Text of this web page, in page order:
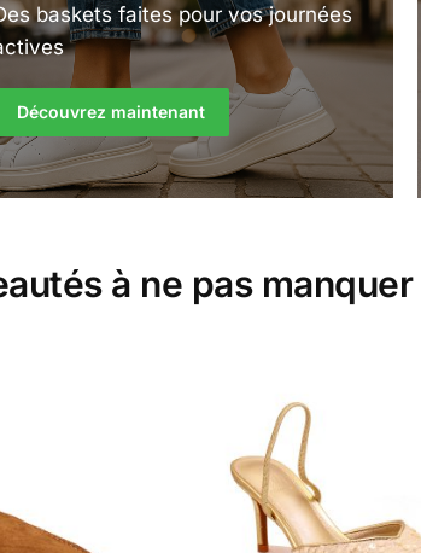
baskets faites pour vos journées
Découvrez maintenant
à ne pas manquer